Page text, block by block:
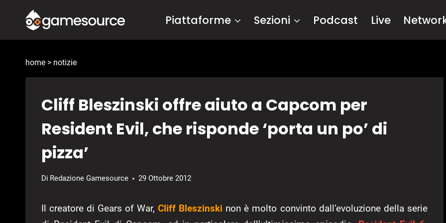
contenuto
Piattaforme Sezioni Podcast Live
home > notizie
Cliff Bleszinski offre aiuto a Capcom per
Resident Evil, che risponde ‘porta un po’ di
pizza’
Di Redazione Gamesource 29 Ottobre 2012
Il creatore di Gears of War,Cliff Bleszinski non è molto convinto dall’evoluzione della serie